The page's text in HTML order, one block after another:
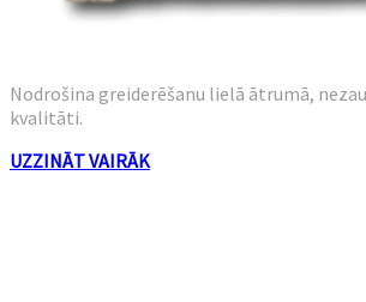
Nodrošina greiderēšanu lielā ātrumā,
kvalitāti.
UZZINĀT VAIRĀK